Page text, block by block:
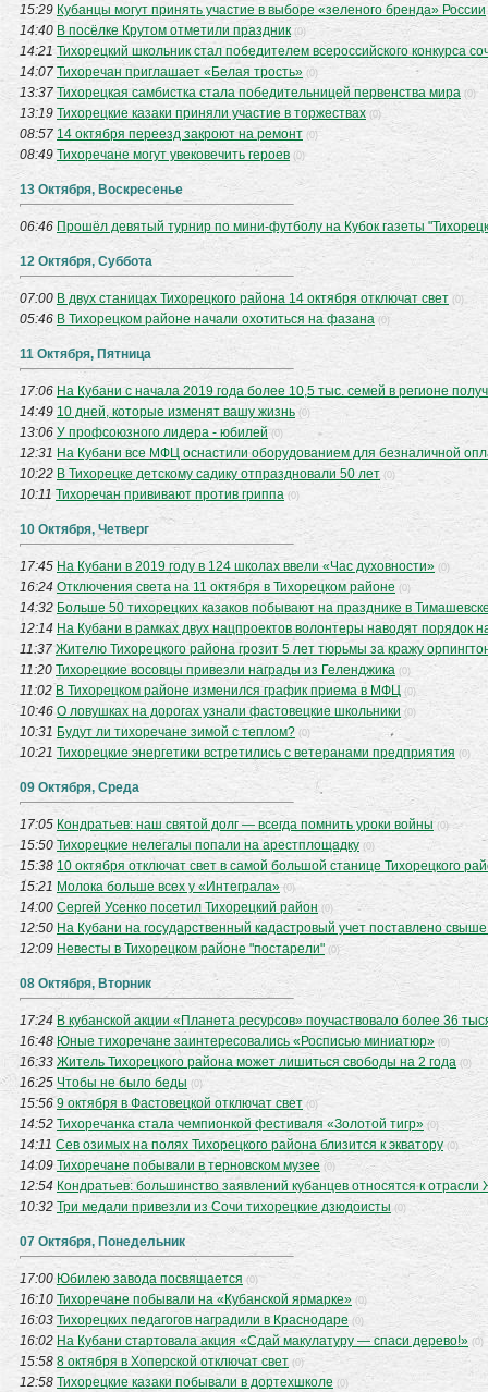
15:29 Кубанцы могут принять участие в выборе «зеленого бренда» России
14:40 В посёлке Крутом отметили праздник (0)
14:21 Тихорецкий школьник стал победителем всероссийского конкурса
14:07 Тихоречан приглашает «Белая трость» (0)
13:37 Тихорецкая самбистка стала победительницей первенства мира (0)
13:19 Тихорецкие казаки приняли участие в торжествах (0)
08:57 14 октября переезд закроют на ремонт (0)
08:49 Тихоречане могут увековечить героев (0)
13 Октября, Воскресенье
06:46 Прошёл девятый турнир по мини-футболу на Кубок газеты
12 Октября, Суббота
07:00 В двух станицах Тихорецкого района 14 октября отключат свет (0)
05:46 В Тихорецком районе начали охотиться на фазана (0)
11 Октября, Пятница
17:06 На Кубани с начала 2019 года более 10,5 тыс. семей в регионе
14:49 10 дней, которые изменят вашу жизнь (0)
13:06 У профсоюзного лидера - юбилей (0)
12:31 На Кубани все МФЦ оснастили оборудованием для безналичной
10:22 В Тихорецке детскому садику отпраздновали 50 лет (0)
10:11 Тихоречан прививают против гриппа (0)
10 Октября, Четверг
17:45 На Кубани в 2019 году в 124 школах ввели «Час духовности» (0)
16:24 Отключения света на 11 октября в Тихорецком районе (0)
14:32 Больше 50 тихорецких казаков побывают на празднике в
12:14 На Кубани в рамках двух нацпроектов волонтеры наводят порядок
11:37 Жителю Тихорецкого района грозит 5 лет тюрьмы за кражу
11:20 Тихорецкие восовцы привезли награды из Геленджика (0)
11:02 В Тихорецком районе изменился график приема в МФЦ (0)
10:46 О ловушках на дорогах узнали фастовецкие школьники (0)
10:31 Будут ли тихоречане зимой с теплом? (0)
10:21 Тихорецкие энергетики встретились с ветеранами предприятия (0)
09 Октября, Среда
17:05 Кондратьев: наш святой долг — всегда помнить уроки войны (0)
15:50 Тихорецкие нелегалы попали на арестплощадку (0)
15:38 10 октября отключат свет в самой большой станице Тихорецкого
15:21 Молока больше всех у «Интеграла» (0)
14:00 Сергей Усенко посетил Тихорецкий район (0)
12:50 На Кубани на государственный кадастровый учет поставлено
12:09 Невесты в Тихорецком районе "постарели" (0)
08 Октября, Вторник
17:24 В кубанской акции «Планета ресурсов» поучаствовало более 36
16:48 Юные тихоречане заинтересовались «Росписью миниатюр» (0)
16:33 Житель Тихорецкого района может лишиться свободы на 2 года (0)
16:25 Чтобы не было беды (0)
15:56 9 октября в Фастовецкой отключат свет (0)
14:52 Тихоречанка стала чемпионкой фестиваля «Золотой тигр» (0)
14:11 Сев озимых на полях Тихорецкого района близится к экватору (0)
14:09 Тихоречане побывали в терновском музее (0)
12:54 Кондратьев: большинство заявлений кубанцев относятся к
10:32 Три медали привезли из Сочи тихорецкие дзюдоисты (0)
07 Октября, Понедельник
17:00 Юбилею завода посвящается (0)
16:10 Тихоречане побывали на «Кубанской ярмарке» (0)
16:03 Тихорецких педагогов наградили в Краснодаре (0)
16:02 На Кубани стартовала акция «Сдай макулатуру — спаси дерево!» (0)
15:58 8 октября в Хоперской отключат свет (0)
12:58 Тихорецкие казаки побывали в дортехшколе (0)